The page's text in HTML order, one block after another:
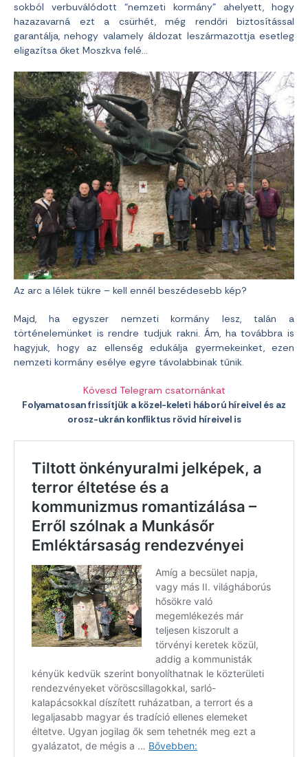
sokból verbuválódott “nemzeti kormány” ahelyett, hogy
hazazavarná ezt a csürhét, még rendőri biztosítással
garantálja, nehogy valamely áldozat leszármazottja esetleg
eligazítsa őket Moszkva felé…
Az arc a lélek tükre – kell ennél beszédesebb kép?
Majd, ha egyszer nemzeti kormány lesz, talán a
történelemünket is rendre tudjuk rakni. Ám, ha továbbra is
hagyjuk, hogy az ellenség edukálja gyermekeinket, ezen
nemzeti kormány esélye egyre távolabbinak tűnik.
Kövesd Telegram csatornánkat
Folyamatosan frissítjük a közel-keleti háború híreivel és az
orosz-ukrán konfliktus rövid híreivel is